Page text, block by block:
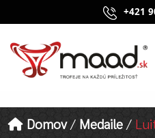
+421
Domov/ Medaile /